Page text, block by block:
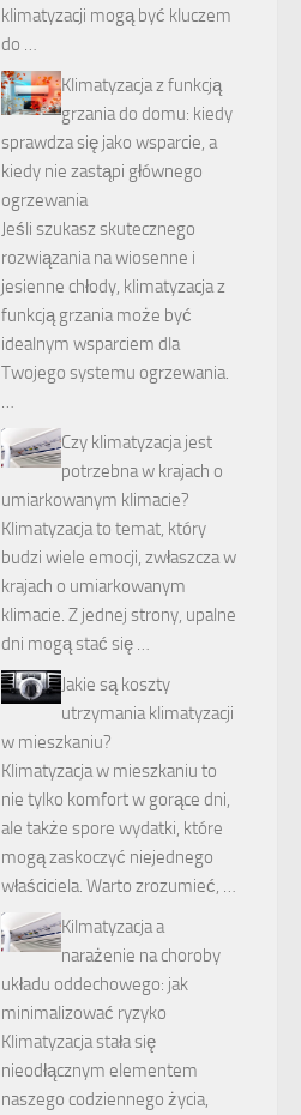
klimatyzacji mogą być kluczem
do …
Klimatyzacja z funkcją
grzania do domu: kiedy
sprawdza się jako wsparcie, a
kiedy nie zastąpi głównego
ogrzewania
Jeśli szukasz skutecznego
rozwiązania na wiosenne i
jesienne chłody, klimatyzacja z
funkcją grzania może być
idealnym wsparciem dla
Twojego systemu ogrzewania.
…
Czy klimatyzacja jest
potrzebna w krajach o
umiarkowanym klimacie?
Klimatyzacja to temat, który
budzi wiele emocji, zwłaszcza w
krajach o umiarkowanym
klimacie. Z jednej strony, upalne
dni mogą stać się …
Jakie są koszty
utrzymania klimatyzacji
w mieszkaniu?
Klimatyzacja w mieszkaniu to
nie tylko komfort w gorące dni,
ale także spore wydatki, które
mogą zaskoczyć niejednego
właściciela. Warto zrozumieć, …
Kilmatyzacja a
narażenie na choroby
układu oddechowego: jak
minimalizować ryzyko
Klimatyzacja stała się
nieodłącznym elementem
naszego codziennego życia,